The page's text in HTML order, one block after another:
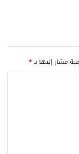
مشار إليها بـ*